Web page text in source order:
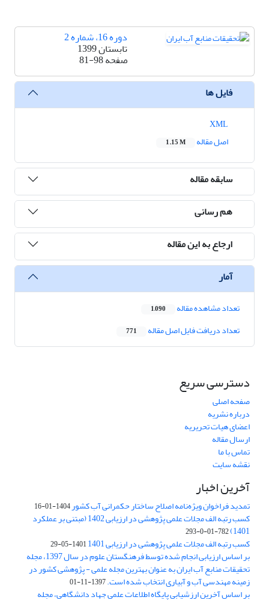
دوره 16، شماره 2
تابستان 1399
صفحه81-98
فایل ها
اصل مقاله
1.15 M
سابقه مقاله
هم رسانی
ارجاع به این مقاله
آمار
تعداد مشاهده مقاله 1,090
تعداد دریافت فایل اصل مقاله 771
دسترسی سریع
صفحه اصلی
درباره نشریه
اعضای هیات تحریریه
ارسال مقاله
تماس با ما
نقشه سایت
آخرین اخبار
تمدید فراخوان ویژه‌نامه اصلاح ساختار حکمرانی آب کشور1404-01-16
کسب رتبه الف مجلات علمی پژوهشی در ارزیابی 1402 (مبتنی بر عملکرد
1401)
782-01-0-293
کسب رتبه الف مجلات علمی پژوهشی در ارزیابی 1401 1401-05-29
بر اساس ارزیابی انجام شده توسط فرهنگستان علوم در سال 1397، مجله
تحقیقات منابع آب ایران به عنوان بهترین مجله علمی - پژوهشی کشور در
زمینه مهندسی آب و آبیاری انتخاب شده است.1397-11-01
بر اساس آخرین ارزشیابی پایگاه اطلاعات علمی جهاد دانشگاهی، مجله